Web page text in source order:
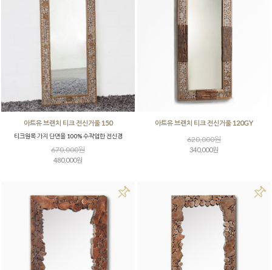
아트유 브랜치 티크 전신거울 150
티크원목 가지 단면을 100% 수작업한 전신경
670,000원
480,000원
아트유 브랜치 티크 전신거울 120GY
620,000원
340,000원